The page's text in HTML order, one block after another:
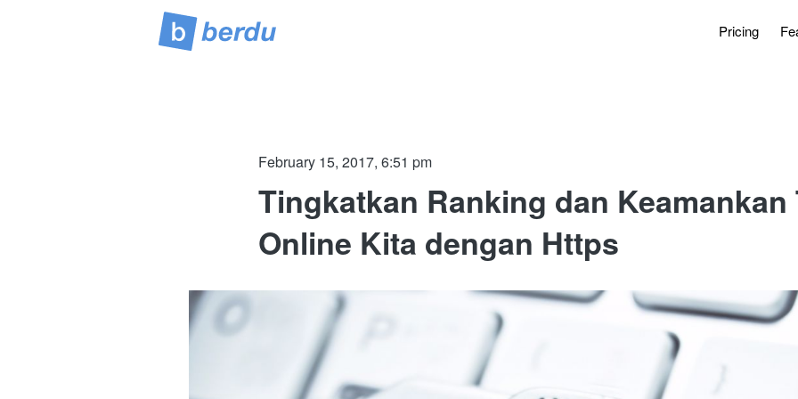
Pricing
February 15, 2017, 6:51 pm
Tingkatkan Ranking dan Keamankan
Online Kita dengan Https